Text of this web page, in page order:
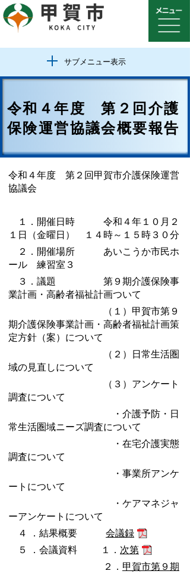
サブメニュー表示
令和４年度 第２回介護
保険運営協議会概要報告
令和４年度 第２回甲賀市介護保険運営
協議会
１．開催日時 令和４年１０月２
１日（金曜日） １４時～１５時３０分
２．開催場所 あいこうか市民ホ
ール 練習室３
３．議題 第９期介護保険事
業計画・高齢者福祉計画ついて
（１） 甲賀市第９
期介護保険事業計画・高齢者福祉計画策
定方針（案）について
（２）日常生活圏
域の見直しについて
（３）アンケート
調査について
・介護予防・日
常生活圏域ニーズ調査について
・在宅介護実態
調査について
・事業所アンケ
ートについて
・ケアマネジャ
ーアンケートについて
４ ．結果概要 会議録
５ ．会議資料 １． 次第
２． 甲賀市第９期